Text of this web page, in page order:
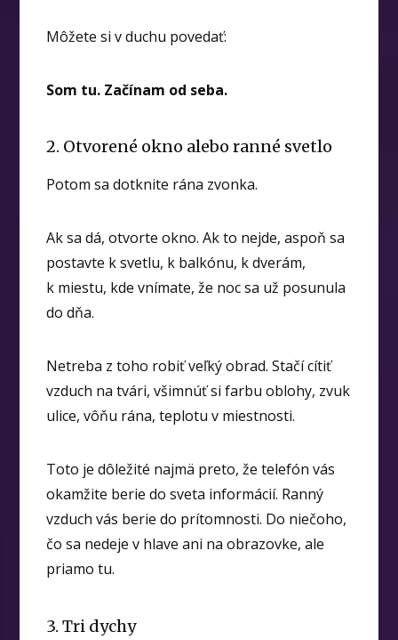
Môžete si v duchu povedať:
Som tu. Začínam od seba.
2. Otvorené okno alebo ranné svetlo
Potom sa dotknite rána zvonka.
Ak sa dá, otvorte okno. Ak to nejde, aspoň sa
postavte k svetlu, k balkónu, k dverám,
k miestu, kde vnímate, že noc sa už posunula
do dňa.
Netreba z toho robiť veľký obrad. Stačí cítiť
vzduch na tvári, všimnúť si farbu oblohy, zvuk
ulice, vôňu rána, teplotu v miestnosti.
Toto je dôležité najmä preto, že telefón vás
okamžite berie do sveta informácií. Ranný
vzduch vás berie do prítomnosti. Do niečoho,
čo sa nedeje v hlave ani na obrazovke, ale
priamo tu.
3. Tri dychy